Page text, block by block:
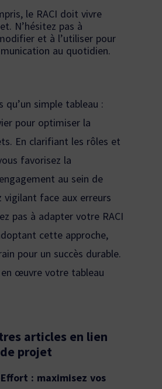
le RACI doit vivre
N’hésitez pas à
et à l’utiliser pour
au quotidien.
qu’un simple tableau :
pour optimiser la
En clarifiant les rôles et
favorisez la
au sein de
vigilant face aux erreurs
pas à adapter votre RACI
cette approche,
pour un succès durable.
œuvre votre tableau
articles en lien
projet
: maximisez vos